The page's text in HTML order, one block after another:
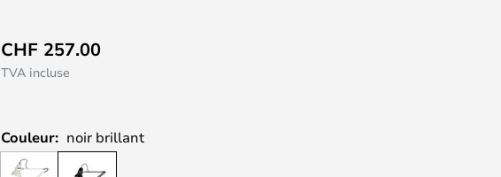
CHF 257.00
TVA incluse
Couleur: noir brillant